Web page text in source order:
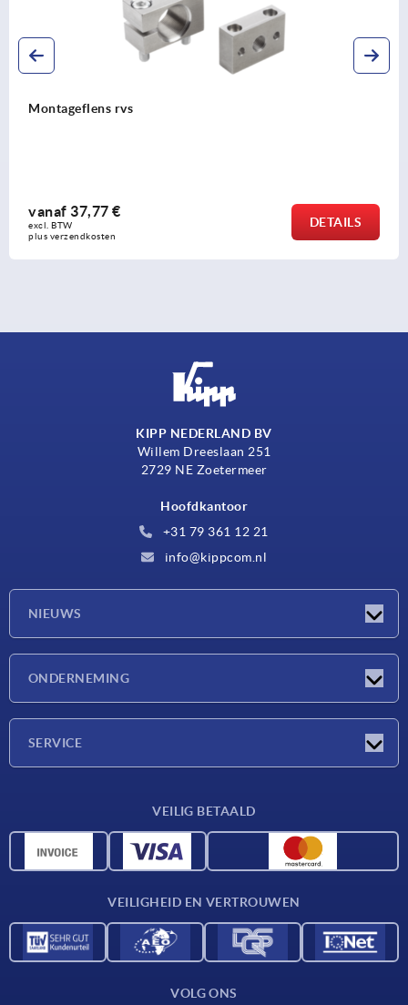
Montageflens rvs
vanaf 37,77 €
excl. BTW
plus verzendkosten
DETAILS
KIPP NEDERLAND BV
Willem Dreeslaan 251
2729 NE Zoetermeer
Hoofdkantoor
+31 79 361 12 21
info@kippcom.nl
NIEUWS
ONDERNEMING
SERVICE
CAD-gegevens
VEILIG BETAALD
VEILIGHEID EN VERTROUWEN
VOLG ONS